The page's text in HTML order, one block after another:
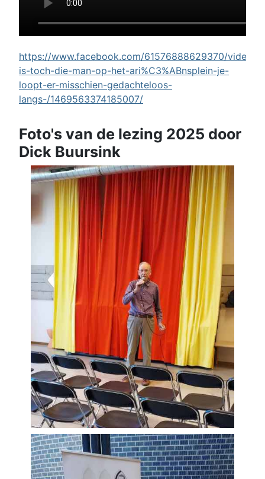
https://www.facebook.com/61576888629370/videos/
is-toch-die-man-op-het-ari%C3%ABnsplein-je-
loopt-er-misschien-gedachteloos-
langs-/1469563374185007/
Foto's van de lezing 2025 door
Dick Buursink